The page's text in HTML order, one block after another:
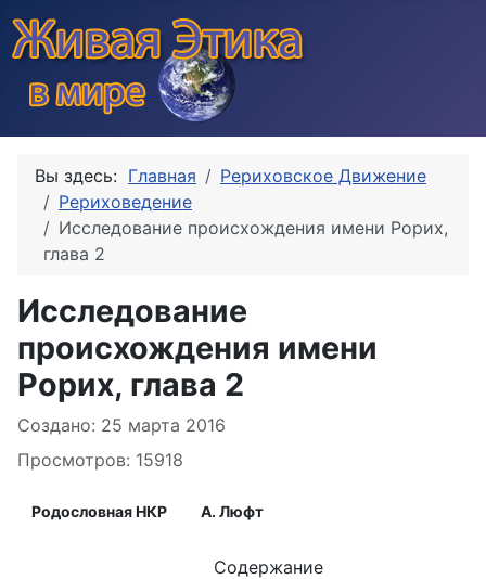
Вы здесь: Главная
Рериховское Движение
Рериховедение
Исследование происхождения имени Рорих,
глава 2
Исследование
происхождения имени
Рорих, глава 2
Информация о материале
Создано: 25 марта 2016
Просмотров: 15918
Родословная НКР А. Люфт
Содержание